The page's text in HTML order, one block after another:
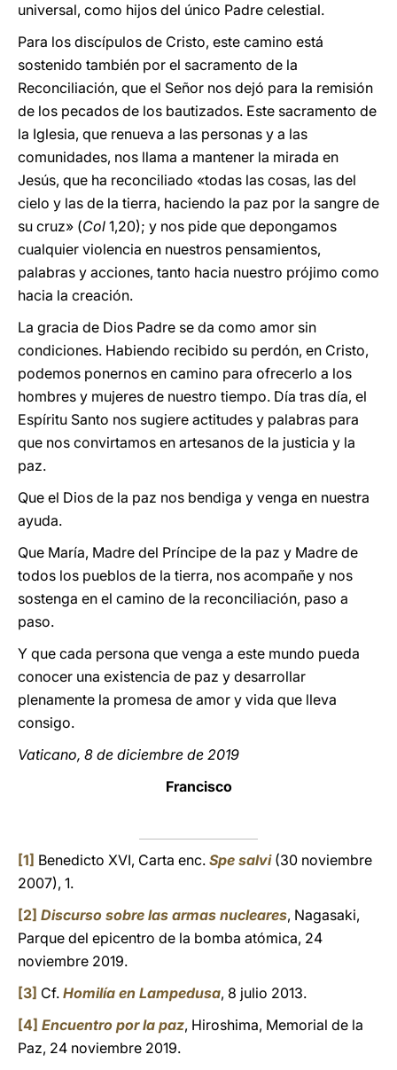
universal, como hijos del único Padre celestial.
Para los discípulos de Cristo, este camino está
sostenido también por el sacramento de la
Reconciliación, que el Señor nos dejó para la remisión
de los pecados de los bautizados. Este sacramento de
la Iglesia, que renueva a las personas y a las
comunidades, nos llama a mantener la mirada en
Jesús, que ha reconciliado «todas las cosas, las del
cielo y las de la tierra, haciendo la paz por la sangre de
su cruz» (Col 1,20); y nos pide que depongamos
cualquier violencia en nuestros pensamientos,
palabras y acciones, tanto hacia nuestro prójimo como
hacia la creación.
La gracia de Dios Padre se da como amor sin
condiciones. Habiendo recibido su perdón, en Cristo,
podemos ponernos en camino para ofrecerlo a los
hombres y mujeres de nuestro tiempo. Día tras día, el
Espíritu Santo nos sugiere actitudes y palabras para
que nos convirtamos en artesanos de la justicia y la
paz.
Que el Dios de la paz nos bendiga y venga en nuestra
ayuda.
Que María, Madre del Príncipe de la paz y Madre de
todos los pueblos de la tierra, nos acompañe y nos
sostenga en el camino de la reconciliación, paso a
paso.
Y que cada persona que venga a este mundo pueda
conocer una existencia de paz y desarrollar
plenamente la promesa de amor y vida que lleva
consigo.
Vaticano, 8 de diciembre de 2019
Francisco
[1] Benedicto XVI, Carta enc. Spe salvi(30 noviembre
2007), 1.
[2] Discurso sobre las armas nucleares, Nagasaki,
Parque del epicentro de la bomba atómica, 24
noviembre 2019.
[3] Cf. Homilía en Lampedusa, 8 julio 2013.
[4] Encuentro por la paz, Hiroshima, Memorial de la
Paz, 24 noviembre 2019.